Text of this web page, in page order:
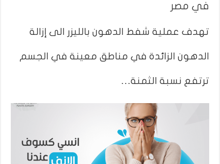
في مصر
تهدف عملية شفط الدهون بالليزر الى إزالة
الدهون الزائدة في مناطق معينة في الجسم
ترتفع نسبة الثمنة…